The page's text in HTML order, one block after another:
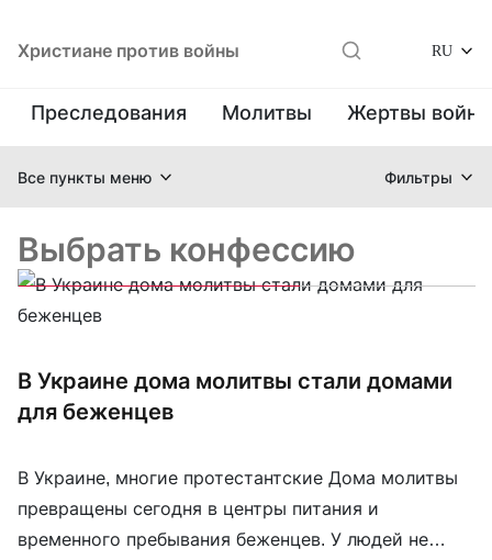
Христиане против войны RU
Преследования Молитвы Жертвы
Все пункты меню Фильтры
Выбрать конфессию
В Украине дома молитвы стали домами
для беженцев
В Украине, многие протестантские Дома молитвы
превращены сегодня в центры питания и
временного пребывания беженцев. У людей не